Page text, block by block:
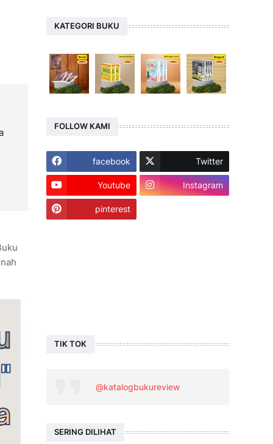
KATEGORI BUKU
FOLLOW KAMI
facebook Twitter
Youtube Instagram
pinterest
TIK TOK
@katalogbukureview
SERING DILIHAT